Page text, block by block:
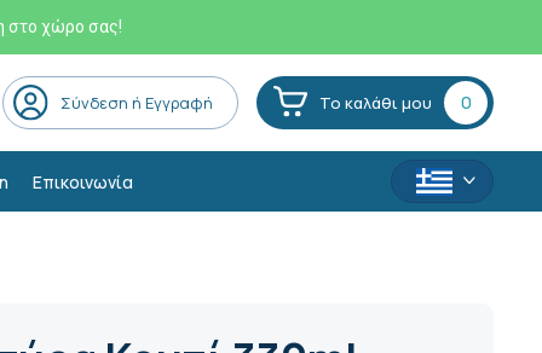
στο χώρο σας!
Σύνδεση ή Εγγραφή Το καλάθι μου 0
Επικοινωνία